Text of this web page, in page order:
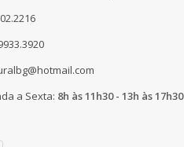
a Sexta: 8h às 11h30 - 13h às 17h30